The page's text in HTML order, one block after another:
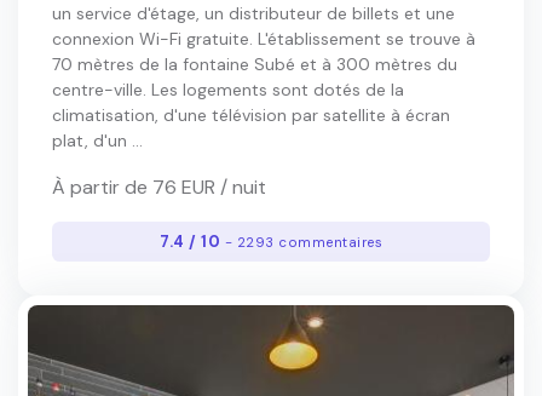
un service d'étage, un distributeur de billets et une
connexion Wi-Fi gratuite. L'établissement se trouve à
70 mètres de la fontaine Subé et à 300 mètres du
centre-ville. Les logements sont dotés de la
climatisation, d'une télévision par satellite à écran
plat, d'un ...
À partir de 76 EUR / nuit
7.4 / 10 - 2293 commentaires